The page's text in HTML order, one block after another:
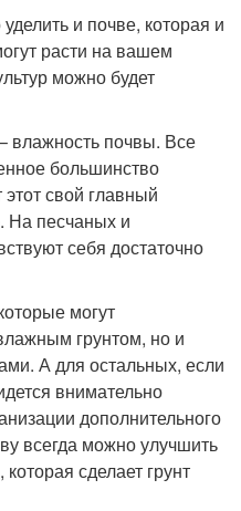
и почве, которая и
расти на вашем
можно будет
влажность почвы. Все
большинство
свой главный
На песчаных и
себя достаточно
могут
грунтом, но и
А для остальных, если
внимательно
дополнительного
всегда можно улучшить
сделает грунт